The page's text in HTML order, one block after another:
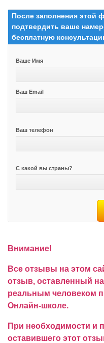
После заполнения этой
подтвердить ваше
бесплатную
Ваше Имя
Ваш Email
Ваш телефон
С какой вы страны?
Внимание!
Все отзывы на этом
отзыв, оставленный
реальным человеком
Онлайн-школе.
При необходимости и
оставившего этот